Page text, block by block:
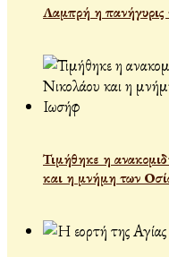
Λαμπρή η πανήγυρις
Τιμήθηκε η
και η μνήμη των